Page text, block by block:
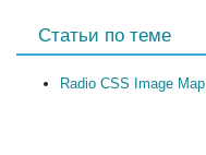
Статьи по теме
Radio CSS Image Map